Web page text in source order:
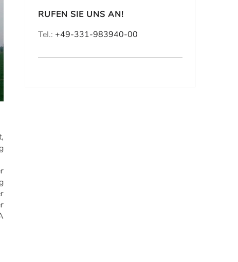
RUFEN SIE UNS AN!
Tel.: +49-331-983940-00